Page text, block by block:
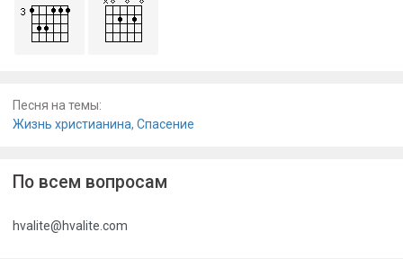
Песня на темы:
Жизнь христианина, Спасение
По всем вопросам
hvalite@hvalite.com